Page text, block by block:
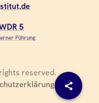
5
Führung
reserved.